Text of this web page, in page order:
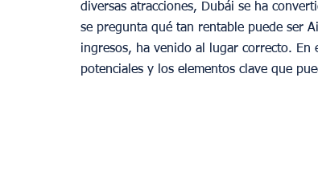
diversas atracciones, Dubái se ha
se pregunta qué tan rentable puede ser
ingresos, ha venido al lugar correcto. En
potenciales y los elementos clave que